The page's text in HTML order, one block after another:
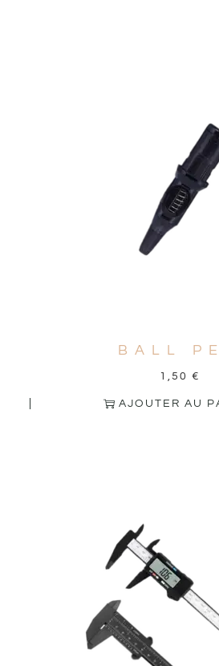
BALL
1,50 €
AJOUTER AU